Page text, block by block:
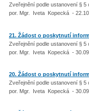
Zveřejnění podle ustanovení § 5
por. Mgr. Iveta Kopecká -
21. Žádost o poskytnutí
Zveřejnění podle ustanovení § 5
por. Mgr. Iveta Kopecká -
20. Žádost o poskytnutí
Zveřejnění podle ustanovení § 5
por. Mgr. Iveta Kopecká -